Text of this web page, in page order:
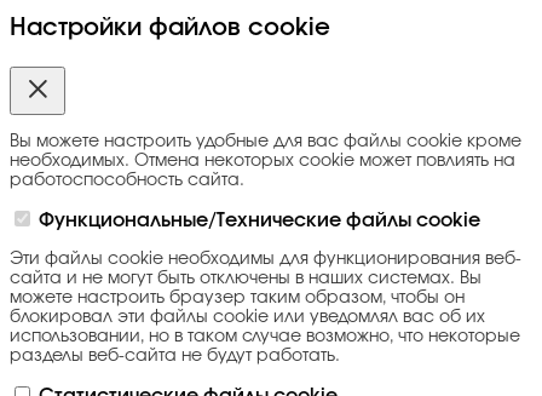
Настройки файлов cookie
Вы можете настроить удобные для вас файлы cookie кроме
необходимых. Отмена некоторых cookie может повлиять на
работоспособность сайта.
Функциональные/Технические файлы cookie
Эти файлы cookie необходимы для функционирования веб-
сайта и не могут быть отключены в наших системах. Вы
можете настроить браузер таким образом, чтобы он
блокировал эти файлы cookie или уведомлял вас об их
использовании, но в таком случае возможно, что некоторые
разделы веб-сайта не будут работать.